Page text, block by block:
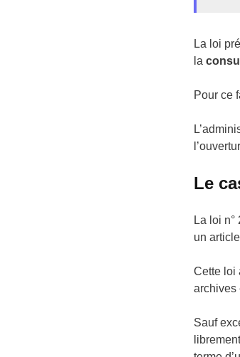
La loi
la
Pour ce
Le
La loi
un
Cette loi
archives
Sauf